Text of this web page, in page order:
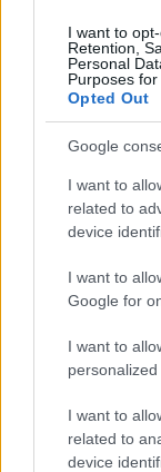
I want to
Retention,
Personal
Purposes for
Opted Out
Google
I want to
related to
device
I want to
Google for
I want to
personalized
I want to
related to
device
Come ottenere
BELLEZZA